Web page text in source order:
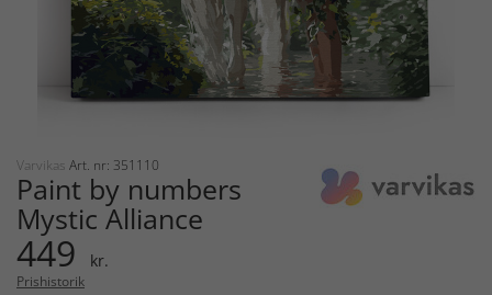
Varvikas Art. nr: 351110
Paint by numbers
Mystic Alliance
449 kr.
Prishistorik